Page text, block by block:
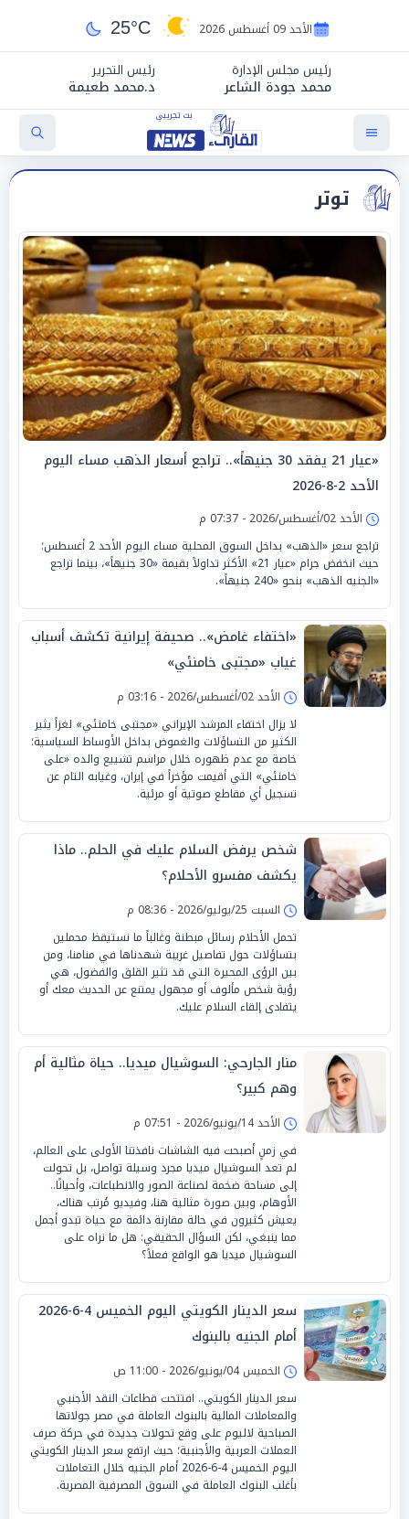
الأحد 09 أغسطس 2026 25°C
رئيس مجلس الإدارة
محمد جودة الشاعر
رئيس التحرير
د.محمد طعيمة
توتر
«عيار 21 يفقد 30 جنيهاً».. تراجع أسعار الذهب مساء اليوم
الأحد 2-8-2026
الأحد 02/أغسطس/2026 - 07:37 م
تراجع سعر «الذهب» بداخل السوق المحلية مساء اليوم الأحد 2 أغسطس؛
حيث انخفض جرام «عيار 21» الأكثر تداولاً بقيمة «30 جنيهاً»، بينما تراجع
«الجنيه الذهب» بنحو «240 جنيهاً».
«اختفاء غامض».. صحيفة إيرانية تكشف أسباب
غياب «مجتبى خامنئي»
الأحد 02/أغسطس/2026 - 03:16 م
لا يزال اختفاء المرشد الإيراني «مجتبى خامنئي» لغزاً يثير
الكثير من التساؤلات والغموض بداخل الأوساط السياسية؛
خاصة مع عدم ظهوره خلال مراسم تشييع والده «على
خامنئي» التي أقيمت مؤخراً في إيران، وغيابه التام عن
تسجيل أي مقاطع صوتية أو مرئية.
شخص يرفض السلام عليك في الحلم.. ماذا
يكشف مفسرو الأحلام؟
السبت 25/يوليو/2026 - 08:36 م
تحمل الأحلام رسائل مبطنة وغالباً ما نستيقظ محملين
بتساؤلات حول تفاصيل غريبة شهدناها في منامنا، ومن
بين الرؤى المحيرة التي قد تثير القلق والفضول، هي
رؤية شخص مألوف أو مجهول يمتنع عن الحديث معك أو
يتفادى إلقاء السلام عليك.
منار الجارحي: السوشيال ميديا.. حياة مثالية أم
وهم كبير؟
الأحد 14/يونيو/2026 - 07:51 م
في زمنٍ أصبحت فيه الشاشات نافذتنا الأولى على العالم،
لم تعد السوشيال ميديا مجرد وسيلة تواصل، بل تحولت
إلى مساحة ضخمة لصناعة الصور والانطباعات، وأحيانًا..
الأوهام، وبين صورة مثالية هنا، وفيديو مُرتب هناك،
يعيش كثيرون في حالة مقارنة دائمة مع حياة تبدو أجمل
مما ينبغي، لكن السؤال الحقيقي: هل ما نراه على
السوشيال ميديا هو الواقع فعلاً؟
سعر الدينار الكويتي اليوم الخميس 4-6-2026
أمام الجنيه بالبنوك
الخميس 04/يونيو/2026 - 11:00 ص
سعر الدينار الكويتي.. افتتحت قطاعات النقد الأجنبي
والمعاملات المالية بالبنوك العاملة في مصر جولاتها
الصباحية لاليوم على وقع تحولات جديدة في حركة صرف
العملات العربية والأجنبية؛ حيث ارتفع سعر الدينار الكويتي
اليوم الخميس 4-6-2026 أمام الجنيه خلال التعاملات
بأغلب البنوك العاملة في السوق المصرفية المصرية.